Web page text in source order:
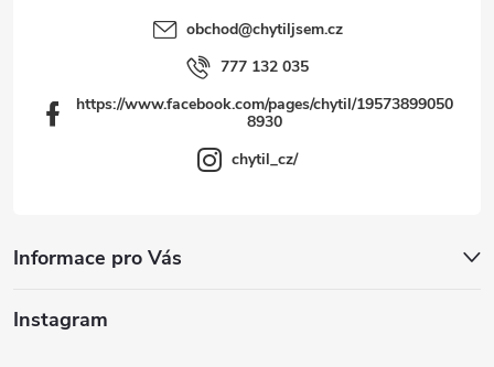
obchod@chytiljsem.cz
777 132 035
https://www.facebook.com/pages/chytil/19573899050
8930
chytil_cz/
Informace pro Vás
Instagram